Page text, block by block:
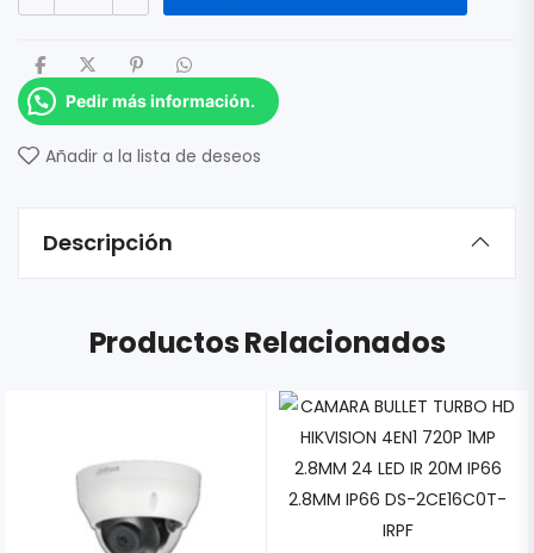
Pedir más información.
Añadir a la lista de deseos
Descripción
Productos Relacionados